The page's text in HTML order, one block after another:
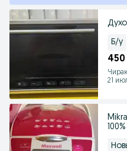
Б/у
450
21
100%